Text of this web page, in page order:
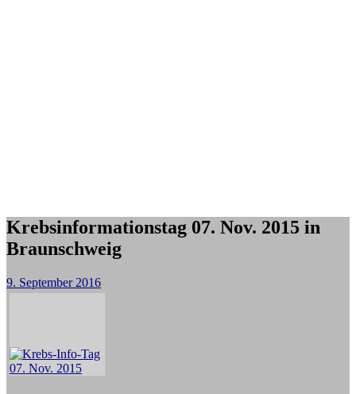
Krebsinformationstag 07. Nov. 2015 in
Braunschweig
9. September 2016